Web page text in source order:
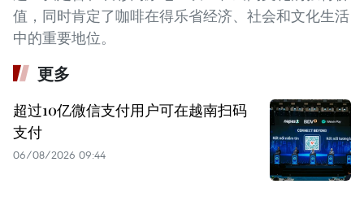
值，同时肯定了咖啡在得乐省经济、社会和文化生活
中的重要地位。
更多
超过10亿微信支付用户可在越南扫码
支付
06/08/2026 09:44